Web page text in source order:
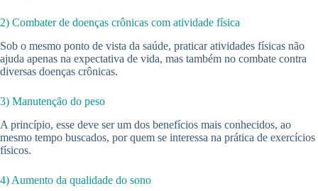
2) Combater de doenças crônicas com atividade física
Sob o mesmo ponto de vista da saúde, praticar atividades físicas não
ajuda apenas na expectativa de vida, mas também no combate contra
diversas doenças crônicas.
3) Manutenção do peso
A princípio, esse deve ser um dos benefícios mais conhecidos, ao
mesmo tempo buscados, por quem se interessa na prática de exercícios
físicos.
4) Aumento da qualidade do sono